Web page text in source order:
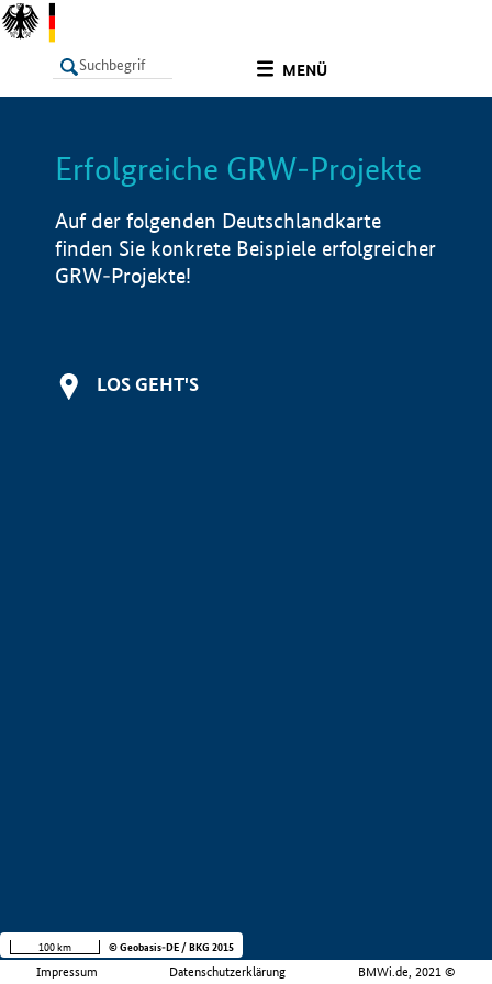
MENÜ
LISTE Info
Erfolgreiche GRW-Projekte
Auf der folgenden Deutschlandkarte
finden Sie konkrete Beispiele erfolgreicher
GRW-Projekte!
LOS GEHT'S
Impressum Datenschutzerklärung BMWi.de, 2021 ©
100 km © Geobasis-DE / BKG 2015